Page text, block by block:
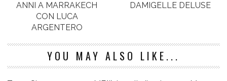
ANNI A MARRAKECH
CON LUCA
ARGENTERO
DAMIGELLE DELUSE
YOU MAY ALSO LIKE...